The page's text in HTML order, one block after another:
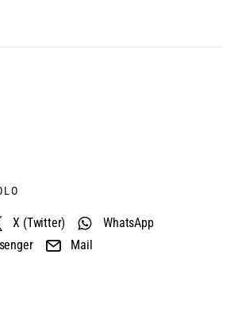
X (Twitter)
WhatsApp
Mail